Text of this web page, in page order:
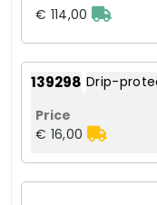
€ 114,00
139298 Drip-
€ 16,00